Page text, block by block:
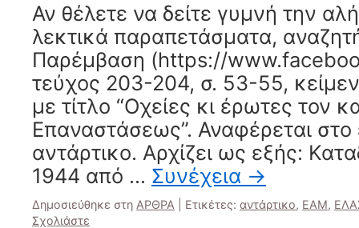
Αν θέλετε να δείτε γυμνή την
λεκτικά παραπετάσματα,
Παρέμβαση (https://
τεύχος 203-204, σ. 53-55,
με τίτλο “Οχείες κι έρωτες τον
Επαναστάσεως”. Αναφέρεται στο
αντάρτικο. Αρχίζει ως εξής:
1944 από … Συνέχεια →
Δημοσιεύθηκε στη ΑΡΘΡΑ Ετικέτες: αντάρτικο, ΕΑΜ,
Σχολιάστε